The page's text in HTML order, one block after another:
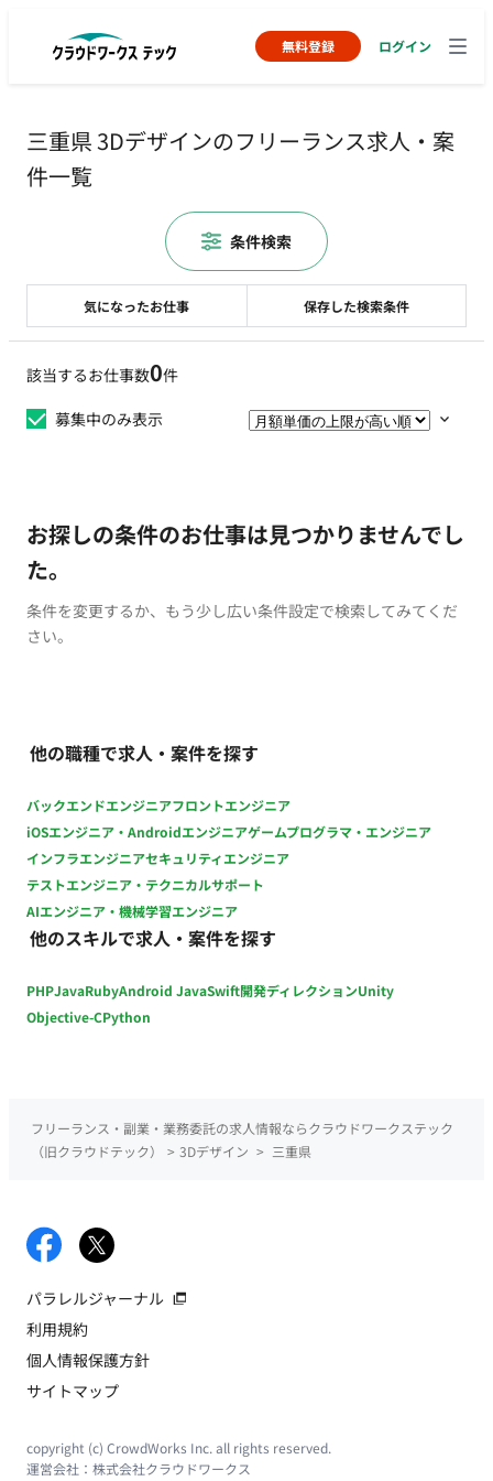
無料登録 ログイン
三重県 3Dデザインのフリーランス求人・案
件一覧
該当するお仕事数0件
募集中のみ表示
お探しの条件のお仕事は見つかりませんでし
た。
条件を変更するか、もう少し広い条件設定で検索してみてくだ
さい。
他の職種で求人・案件を探す
バックエンドエンジニアフロントエンジニア
iOSエンジニア・Androidエンジニアゲームプログラマ・エンジニア
インフラエンジニアセキュリティエンジニア
テストエンジニア・テクニカルサポート
AIエンジニア・機械学習エンジニア
他のスキルで求人・案件を探す
PHPJavaRubyAndroid JavaSwift開発ディレクションUnity
Objective-CPython
気になったお仕事 保存した検索条件
条件検索
フリーランス・副業・業務委託の求人情報ならクラウドワークステック
（旧クラウドテック）
> 3Dデザイン > 三重県
パラレルジャーナル
利用規約
個人情報保護方針
サイトマップ
copyright (c) CrowdWorks Inc. all rights reserved.
運営会社： 株式会社クラウドワークス